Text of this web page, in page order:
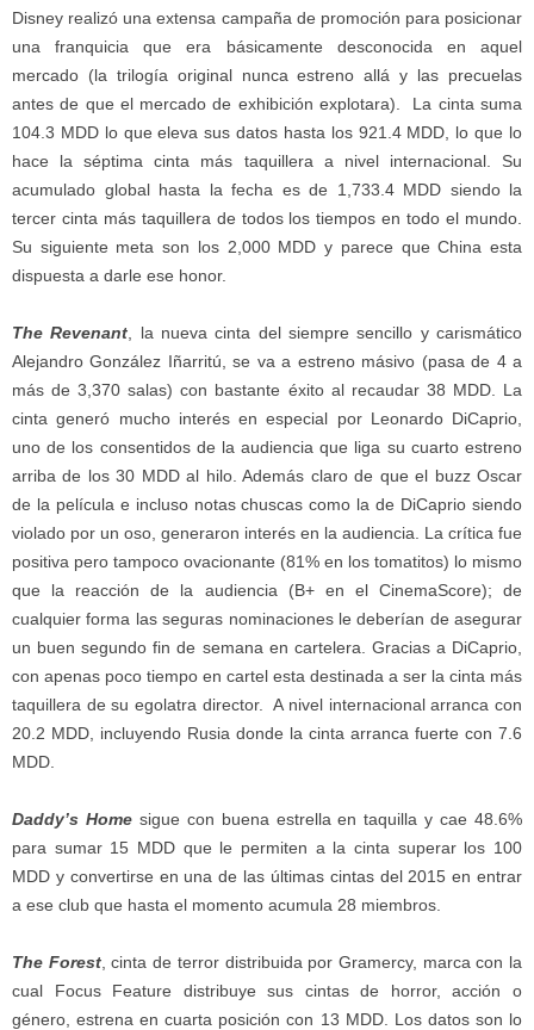
Disney realizó una extensa campaña de promoción para posicionar
una franquicia que era básicamente desconocida en aquel
mercado (la trilogía original nunca estreno allá y las precuelas
antes de que el mercado de exhibición explotara). La cinta suma
104.3 MDD lo que eleva sus datos hasta los 921.4 MDD, lo que lo
hace la séptima cinta más taquillera a nivel internacional. Su
acumulado global hasta la fecha es de 1,733.4 MDD siendo la
tercer cinta más taquillera de todos los tiempos en todo el mundo.
Su siguiente meta son los 2,000 MDD y parece que China esta
dispuesta a darle ese honor.
The Revenant , la nueva cinta del siempre sencillo y carismático
Alejandro González Iñarritú, se va a estreno másivo (pasa de 4 a
más de 3,370 salas) con bastante éxito al recaudar 38 MDD. La
cinta generó mucho interés en especial por Leonardo DiCaprio,
uno de los consentidos de la audiencia que liga su cuarto estreno
arriba de los 30 MDD al hilo. Además claro de que el buzz Oscar
de la película e incluso notas chuscas como la de DiCaprio siendo
violado por un oso, generaron interés en la audiencia. La crítica fue
positiva pero tampoco ovacionante (81% en los tomatitos) lo mismo
que la reacción de la audiencia (B+ en el CinemaScore); de
cualquier forma las seguras nominaciones le deberían de asegurar
un buen segundo fin de semana en cartelera. Gracias a DiCaprio,
con apenas poco tiempo en cartel esta destinada a ser la cinta más
taquillera de su egolatra director. A nivel internacional arranca con
20.2 MDD, incluyendo Rusia donde la cinta arranca fuerte con 7.6
MDD.
Daddy’s Homesigue con buena estrella en taquilla y cae 48.6%
para sumar 15 MDD que le permiten a la cinta superar los 100
MDD y convertirse en una de las últimas cintas del 2015 en entrar
a ese club que hasta el momento acumula 28 miembros.
The Forest, cinta de terror distribuida por Gramercy, marca con la
cual Focus Feature distribuye sus cintas de horror, acción o
género, estrena en cuarta posición con 13 MDD. Los datos son lo